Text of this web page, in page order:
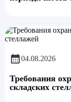
04.08.2026
Требования
складских